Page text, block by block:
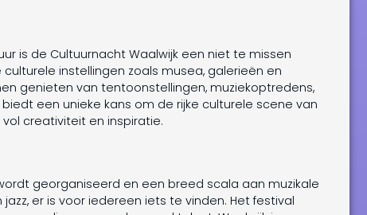
is de Cultuurnacht Waalwijk een niet te missen
instellingen zoals musea, galerieën en
genieten van tentoonstellingen, muziekoptredens,
een unieke kans om de rijke culturele scene van
creativiteit en inspiratie.
georganiseerd en een breed scala aan muzikale
er is voor iedereen iets te vinden. Het festival